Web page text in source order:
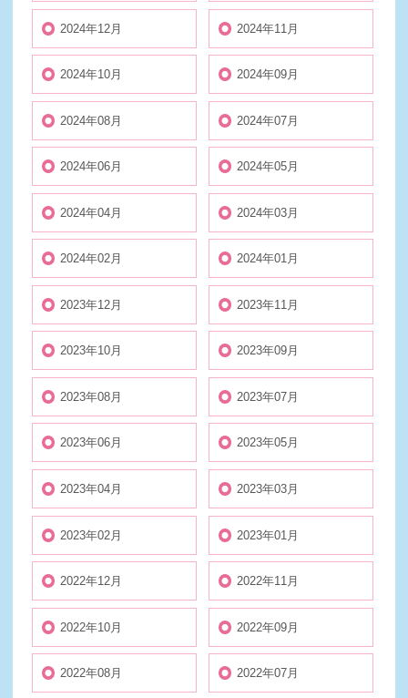
2024年12月 2024年11月
2024年10月 2024年09月
2024年08月 2024年07月
2024年06月 2024年05月
2024年04月 2024年03月
2024年02月 2024年01月
2023年12月 2023年11月
2023年10月 2023年09月
2023年08月 2023年07月
2023年06月 2023年05月
2023年04月 2023年03月
2023年02月 2023年01月
2022年12月 2022年11月
2022年10月 2022年09月
2022年08月 2022年07月